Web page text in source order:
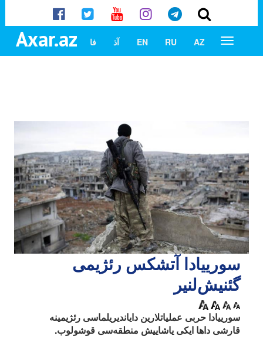
Axar.az AZ
RU
EN آذ فا
سورییادا آتشکس رئژیمی
گئنیش‌لنیر
سورییادا حربی عملیاتلارین دایاندیریلماسی رئژیمینه
قارشی داها ایکی یاشاییش منطقه‌سی قوشولوب.